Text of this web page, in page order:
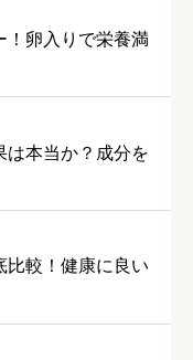
！卵入りで栄養満
は本当か？成分を
比較！健康に良い